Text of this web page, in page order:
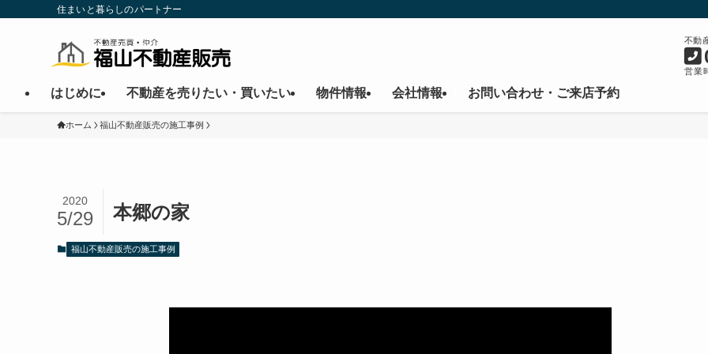
住まいと暮らしのパートナー
不動
営業
はじめに 不動産を売りたい・買いたい 物件情報 会社情報 お問い合わせ・ご来店予約
ホーム 福山不動産販売の施工事例
本郷の家
2020
5/29
福山不動産販売の施工事例